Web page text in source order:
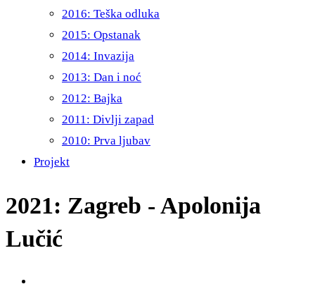
2016: Teška odluka
2015: Opstanak
2014: Invazija
2013: Dan i noć
2012: Bajka
2011: Divlji zapad
2010: Prva ljubav
Projekt
2021: Zagreb - Apolonija
Lučić